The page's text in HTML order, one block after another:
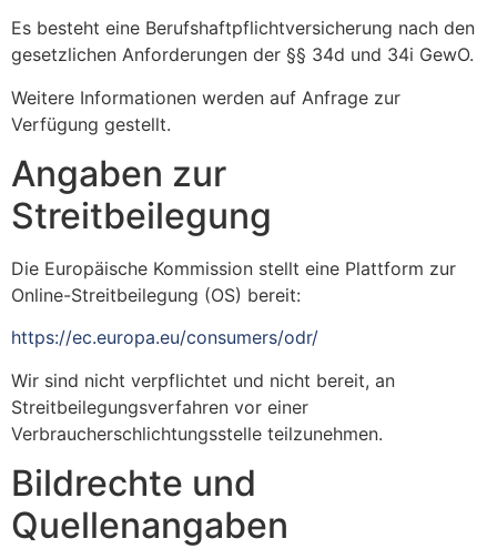
Es besteht eine Berufshaftpflichtversicherung nach den
gesetzlichen Anforderungen der §§ 34d und 34i GewO.
Weitere Informationen werden auf Anfrage zur
Verfügung gestellt.
Angaben zur
Streitbeilegung
Die Europäische Kommission stellt eine Plattform zur
Online-Streitbeilegung (OS) bereit:
https://ec.europa.eu/consumers/odr/
Wir sind nicht verpflichtet und nicht bereit, an
Streitbeilegungsverfahren vor einer
Verbraucherschlichtungsstelle teilzunehmen.
Bildrechte und
Quellenangaben